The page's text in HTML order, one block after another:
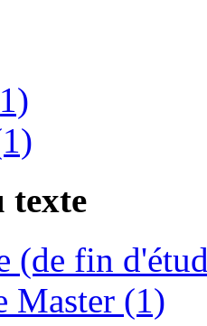
texte
(de fin
Master (1)